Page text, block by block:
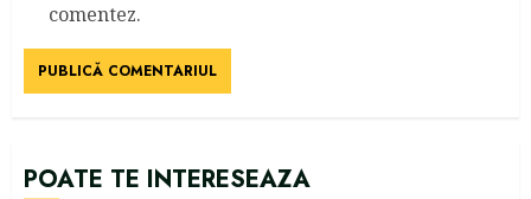
comentez.
POATE TE INTERESEAZA